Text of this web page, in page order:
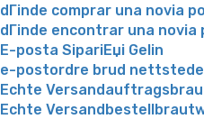
dГіnde comprar una novia
dГіnde encontrar una novia
E-posta SipariЕџi Gelin
e-postordre brud
Echte
Echte